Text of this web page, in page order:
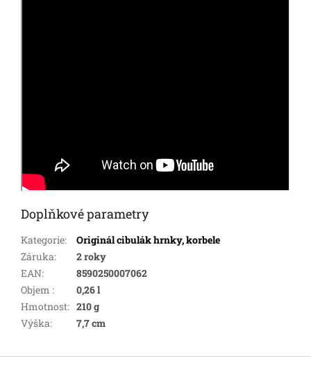
Doplňkové parametry
Kategorie:
Originál cibulák hrnky, korbele
Záruka:
2 roky
EAN:
8590250007062
Objem :
0,26 l
Hmotnost: 210 g
Výška: 7,7 cm
Z